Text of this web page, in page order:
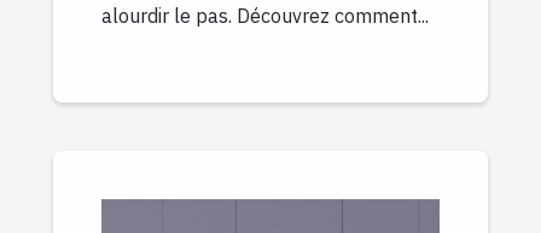
alourdir le pas. Découvrez comment...